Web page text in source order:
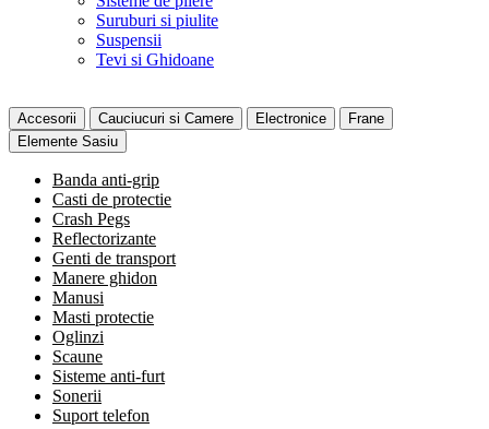
Suruburi si piulite
Suspensii
Tevi si Ghidoane
Accesorii Cauciucuri si Camere Electronice
Frane
Elemente Sasiu
Banda anti-grip
Casti de protectie
Crash Pegs
Reflectorizante
Genti de transport
Manere ghidon
Manusi
Masti protectie
Oglinzi
Scaune
Sisteme anti-furt
Sonerii
Suport telefon